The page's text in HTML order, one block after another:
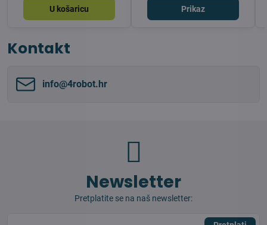
U košaricu Prikaz
Kontakt
info​@4robot​.hr
Newsletter
Pretplatite se na naš newsletter: